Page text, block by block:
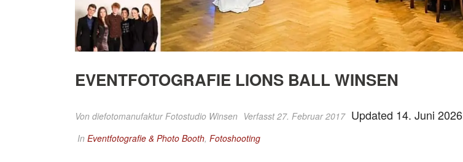
EVENTFOTOGRAFIE LIONS BALL WINSEN
Von diefotomanufaktur Fotostudio Winsen Verfasst 27. Februar 2017 Updated 14. Juni 2026
In Eventfotografie & Photo Booth, Fotoshooting